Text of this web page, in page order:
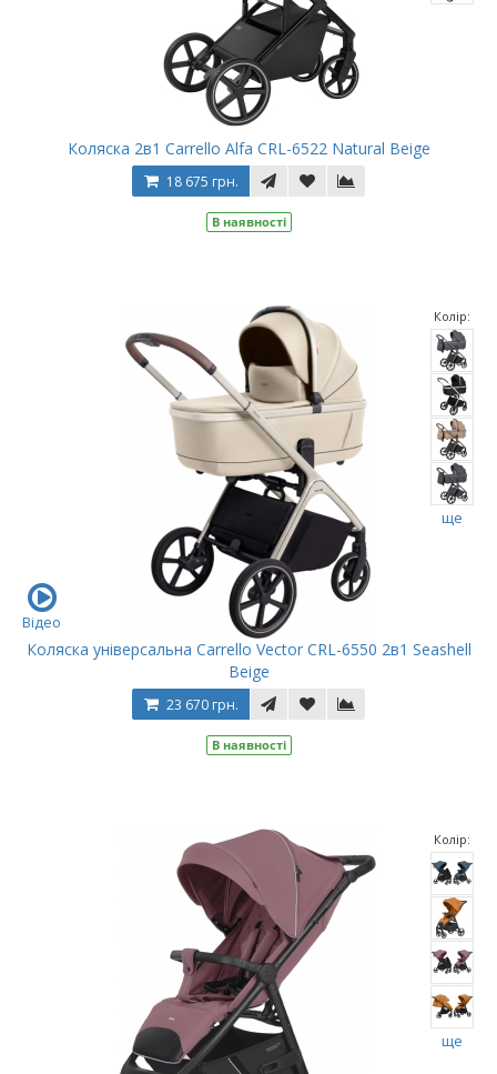
Коляска 2в1 Carrello Alfa CRL-6522 Natural Beige
18 675 грн.
В наявності
Колір:
ще
Відео
Коляска універсальна Carrello Vector CRL-6550 2в1 Seashell
Beige
23 670 грн.
В наявності
Колір:
ще